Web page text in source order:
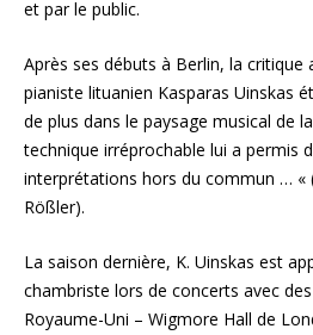
et par le public.
Après ses débuts à Berlin, la critique
pianiste lituanien Kasparas Uinskas
de plus dans le paysage musical de
technique irréprochable lui a permis
interprétations hors du commun … «
Rößler).
La saison dernière, K. Uinskas est
chambriste lors de concerts avec
Royaume-Uni – Wigmore Hall de